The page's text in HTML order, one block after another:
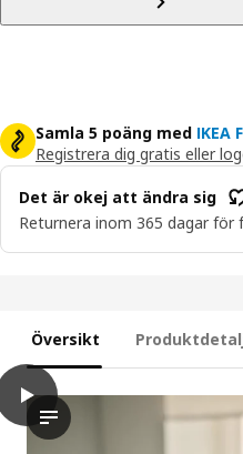
Samla 5 poäng med IKEA
Registrera dig gratis eller
Det är okej att ändra sig
Returnera inom 365 dagar för
Översikt
play
Upptäck VARDAGEN
VARDAGEN Wok med lock,